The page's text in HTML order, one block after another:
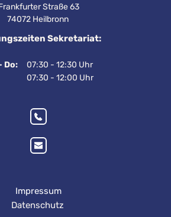
Straße 63
74072 Heilbronn
Sekretariat:
Do:
07:30 - 12:30 Uhr
07:30 - 12:00 Uhr
Impressum
Datenschutz